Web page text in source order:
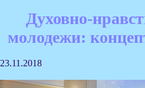
Духовно-
молодежи:
23.11.2018